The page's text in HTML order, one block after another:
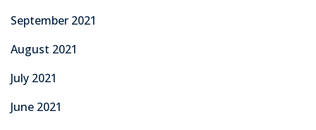
September 2021
August 2021
July 2021
June 2021